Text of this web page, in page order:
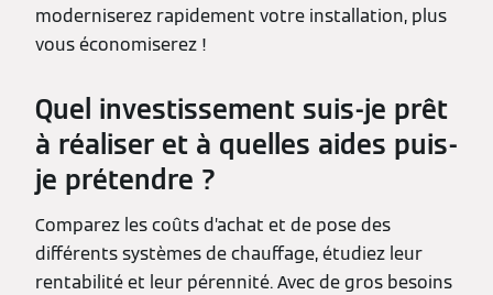
moderniserez rapidement votre installation, plus
vous économiserez !
Quel investissement suis-je prêt
à réaliser et à quelles aides puis-
je prétendre ?
Comparez les coûts d’achat et de pose des
différents systèmes de chauffage, étudiez leur
rentabilité et leur pérennité. Avec de gros besoins